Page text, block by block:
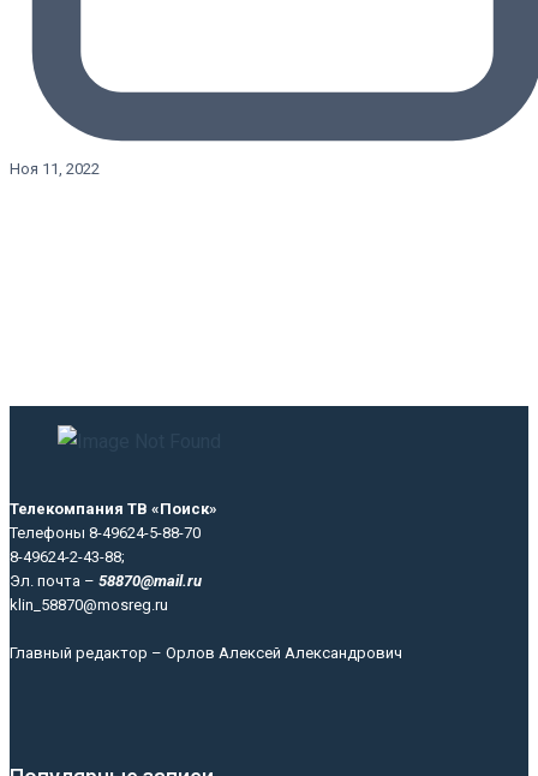
Ноя 11, 2022
Телекомпания ТВ «Поиск»
Телефоны 8-49624-5-88-70
8-49624-2-43-88;
Эл. почта – 58870@mail.ru
klin_58870@mosreg.ru
Главный редактор – Орлов Алексей Александрович